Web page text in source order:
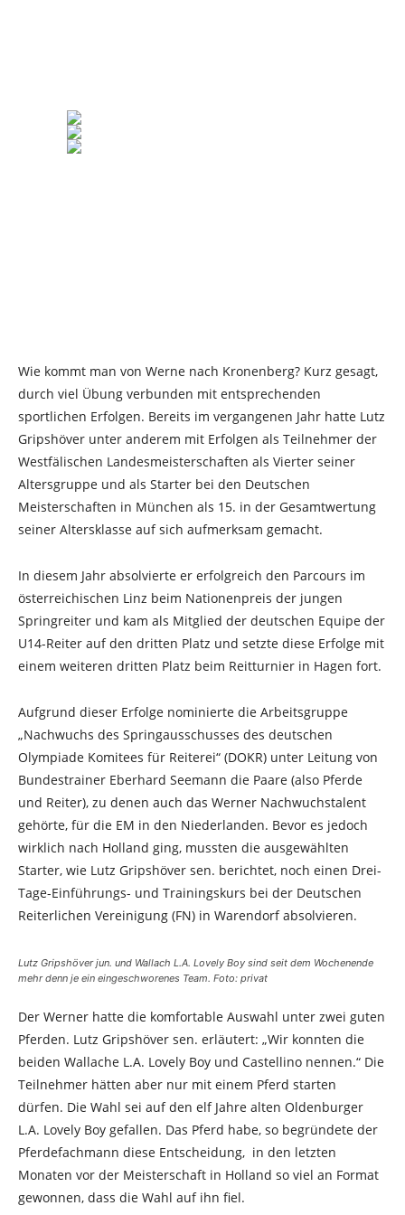
Wie kommt man von Werne nach Kronenberg? Kurz gesagt,
durch viel Übung verbunden mit entsprechenden
sportlichen Erfolgen. Bereits im vergangenen Jahr hatte Lutz
Gripshöver unter anderem mit Erfolgen als Teilnehmer der
Westfälischen Landesmeisterschaften als Vierter seiner
Altersgruppe und als Starter bei den Deutschen
Meisterschaften in München als 15. in der Gesamtwertung
seiner Altersklasse auf sich aufmerksam gemacht.
In diesem Jahr absolvierte er erfolgreich den Parcours im
österreichischen Linz beim Nationenpreis der jungen
Springreiter und kam als Mitglied der deutschen Equipe der
U14-Reiter auf den dritten Platz und setzte diese Erfolge mit
einem weiteren dritten Platz beim Reitturnier in Hagen fort.
Aufgrund dieser Erfolge nominierte die Arbeitsgruppe
„Nachwuchs des Springausschusses des deutschen
Olympiade Komitees für Reiterei“ (DOKR) unter Leitung von
Bundestrainer Eberhard Seemann die Paare (also Pferde
und Reiter), zu denen auch das Werner Nachwuchstalent
gehörte, für die EM in den Niederlanden. Bevor es jedoch
wirklich nach Holland ging, mussten die ausgewählten
Starter, wie Lutz Gripshöver sen. berichtet, noch einen Drei-
Tage-Einführungs- und Trainingskurs bei der Deutschen
Reiterlichen Vereinigung (FN) in Warendorf absolvieren.
Lutz Gripshöver jun. und Wallach L.A. Lovely Boy sind seit dem Wochenende
mehr denn je ein eingeschworenes Team. Foto: privat
Der Werner hatte die komfortable Auswahl unter zwei guten
Pferden. Lutz Gripshöver sen. erläutert: „Wir konnten die
beiden Wallache L.A. Lovely Boy und Castellino nennen.“ Die
Teilnehmer hätten aber nur mit einem Pferd starten
dürfen. Die Wahl sei auf den elf Jahre alten Oldenburger
L.A. Lovely Boy gefallen. Das Pferd habe, so begründete der
Pferdefachmann diese Entscheidung, in den letzten
Monaten vor der Meisterschaft in Holland so viel an Format
gewonnen, dass die Wahl auf ihn fiel.